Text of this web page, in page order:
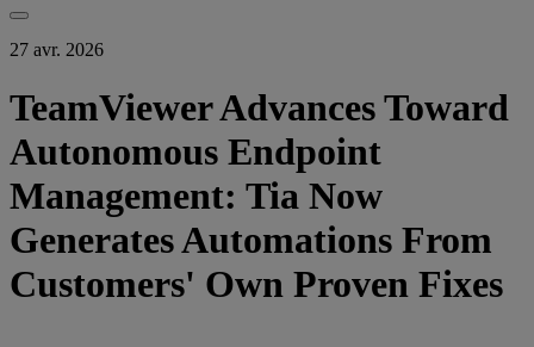
27 avr. 2026
TeamViewer Advances Toward
Autonomous Endpoint
Management: Tia Now
Generates Automations From
Customers' Own Proven Fixes